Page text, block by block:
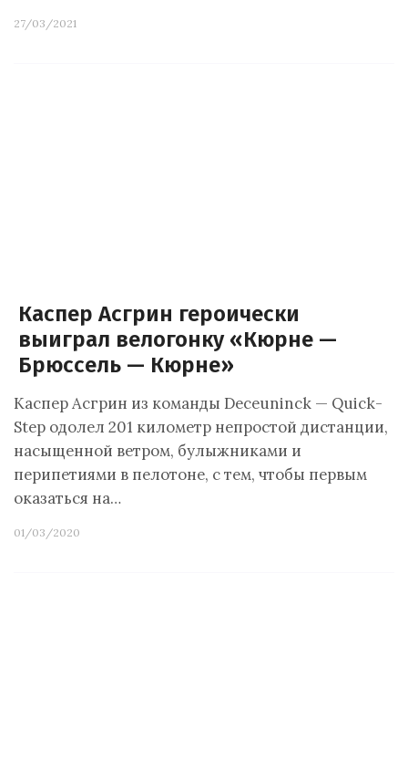
27/03/2021
Каспер Асгрин героически
выиграл велогонку «Кюрне —
Брюссель — Кюрне»
Каспер Асгрин из команды Deceuninck — Quick-
Step одолел 201 километр непростой дистанции,
насыщенной ветром, булыжниками и
перипетиями в пелотоне, с тем, чтобы первым
оказаться на…
01/03/2020